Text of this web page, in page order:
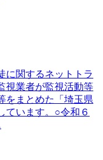
に関するネットトラ
視業者が監視活動等
をまとめた「埼玉県
ています。○令和６